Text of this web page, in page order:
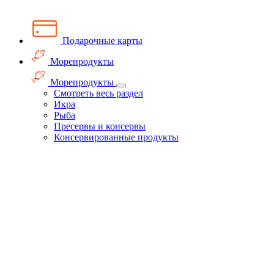
Подарочные карты
Морепродукты
Морепродукты
Смотреть весь раздел
Икра
Рыба
Пресервы и консервы
Консервированные продукты